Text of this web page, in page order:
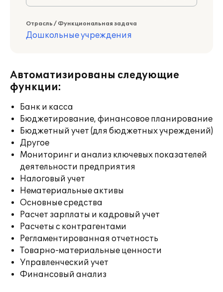
Отрасль / Функциональная задача
Дошкольные учреждения
Автоматизированы следующие
функции:
Банк и касса
Бюджетирование, финансовое планирование
Бюджетный учет (для бюджетных учреждений)
Другое
Мониторинг и анализ ключевых показателей
деятельности предприятия
Налоговый учет
Нематериальные активы
Основные средства
Расчет зарплаты и кадровый учет
Расчеты с контрагентами
Регламентированная отчетность
Товарно-материальные ценности
Управленческий учет
Финансовый анализ